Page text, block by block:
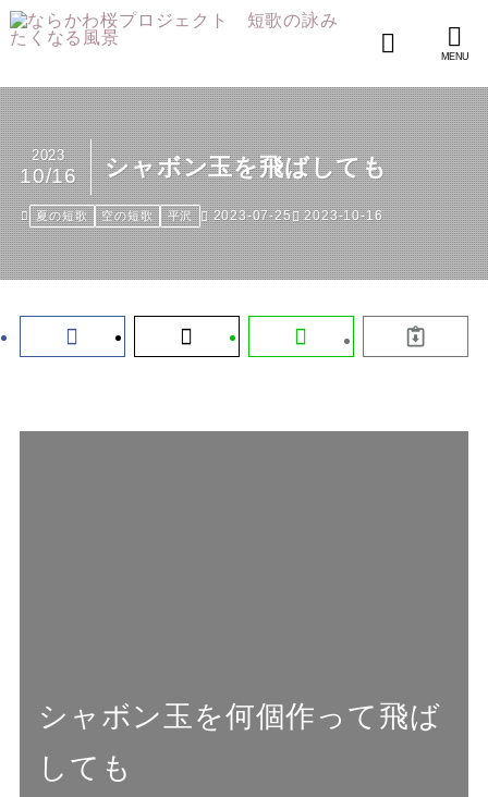
MENU
シャボン玉を飛ばしても
2023
10/16
夏の短歌 空の短歌 平沢 2023-07-25 2023-10-16
シャボン玉を何個作って飛ば
しても